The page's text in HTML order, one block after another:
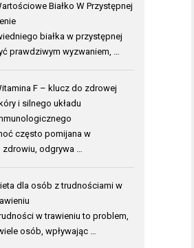
Białko W Przystępnej
białka w przystępnej
prawdziwym wyzwaniem, …
F – klucz do zdrowej
i silnego układu
często pomijana w
odgrywa …
dla osób z trudnościami w
w trawieniu to problem,
osób, wpływając …